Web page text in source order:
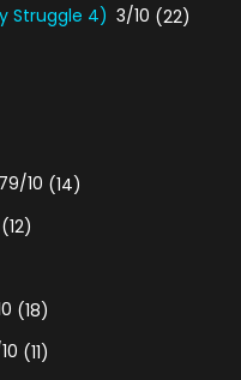
Struggle 4) 3/10 (22)
10 (14)
(12)
(18)
(11)